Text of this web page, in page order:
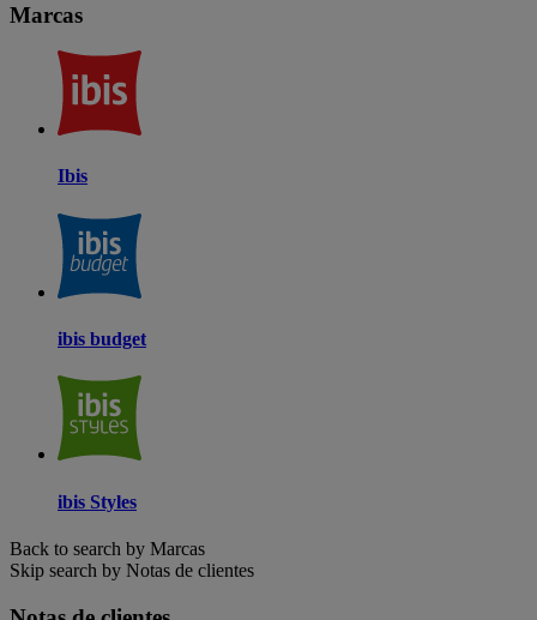
Marcas
Ibis
ibis budget
ibis Styles
Back to search by Marcas
Skip search by Notas de clientes